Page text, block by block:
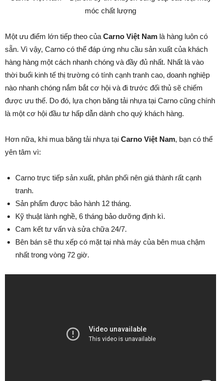
móc chất lượng
Một ưu điểm lớn tiếp theo của Carno Việt Nam là hàng luôn có
sẵn. Vì vậy, Carno có thể đáp ứng nhu cầu sản xuất của khách
hàng hàng một cách nhanh chóng và đầy đủ nhất. Nhất là vào
thời buổi kinh tế thị trường có tính cạnh tranh cao, doanh nghiệp
nào nhanh chóng nắm bắt cơ hội và đi trước đối thủ sẽ chiếm
được ưu thế. Do đó, lựa chọn băng tải nhựa tại Carno cũng chính
là một cơ hội đầu tư hấp dẫn dành cho quý khách hàng.
Hơn nữa, khi mua băng tải nhựa tại Carno Việt Nam, bạn có thể
yên tâm vì:
Carno trực tiếp sản xuất, phân phối nên giá thành rất cạnh
tranh.
Sản phẩm được bảo hành 12 tháng.
Kỹ thuật lành nghề, 6 tháng bảo dưỡng định kì.
Cam kết tư vấn và sửa chữa 24/7.
Bên bán sẽ thu xếp có mặt tại nhà máy của bên mua chậm
nhất trong vòng 72 giờ.